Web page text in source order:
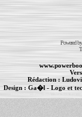
Powered
Rédaction :
Design : Ga�l- Logo et